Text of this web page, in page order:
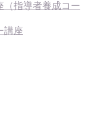
（指導者養成コー
講座